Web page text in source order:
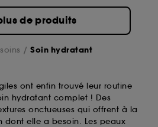
de produits
Soin hydratant
ont enfin trouvé leur routine
hydratant complet ! Des
onctueuses qui offrent à la
dont elle a besoin. Les peaux